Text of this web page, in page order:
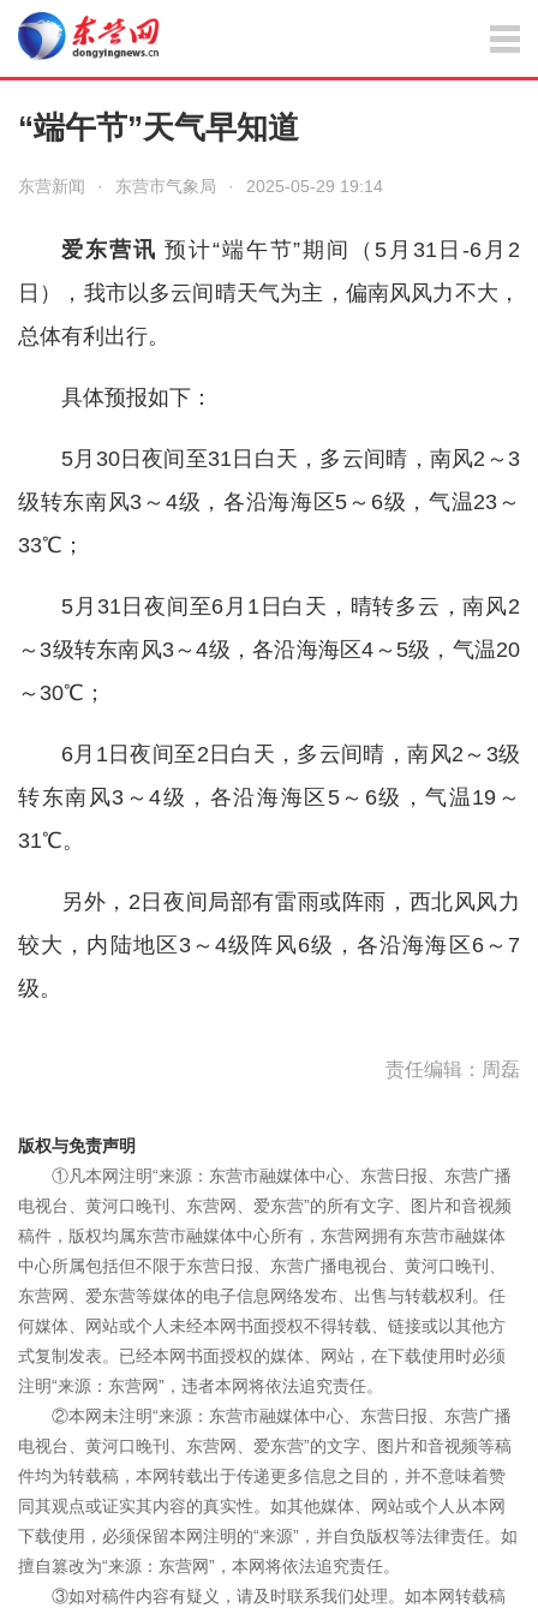
“端午节”天气早知道
东营新闻 · 东营市气象局 · 2025-05-29 19:14
爱东营讯 预计“端午节”期间（5月31日-6月2
日），我市以多云间晴天气为主，偏南风风力不大，
总体有利出行。
具体预报如下：
5月30日夜间至31日白天，多云间晴，南风2～3
级转东南风3～4级，各沿海海区5～6级，气温23～
33℃；
5月31日夜间至6月1日白天，晴转多云，南风2
～3级转东南风3～4级，各沿海海区4～5级，气温20
～30℃；
6月1日夜间至2日白天，多云间晴，南风2～3级
转东南风3～4级，各沿海海区5～6级，气温19～
31℃。
另外，2日夜间局部有雷雨或阵雨，西北风风力
较大，内陆地区3～4级阵风6级，各沿海海区6～7
级。
责任编辑：周磊
版权与免责声明
①凡本网注明“来源：东营市融媒体中心、东营日报、东营广播
电视台、黄河口晚刊、东营网、爱东营”的所有文字、图片和音视频
稿件，版权均属东营市融媒体中心所有，东营网拥有东营市融媒体
中心所属包括但不限于东营日报、东营广播电视台、黄河口晚刊、
东营网、爱东营等媒体的电子信息网络发布、出售与转载权利。任
何媒体、网站或个人未经本网书面授权不得转载、链接或以其他方
式复制发表。已经本网书面授权的媒体、网站，在下载使用时必须
注明“来源：东营网”，违者本网将依法追究责任。
②本网未注明“来源：东营市融媒体中心、东营日报、东营广播
电视台、黄河口晚刊、东营网、爱东营”的文字、图片和音视频等稿
件均为转载稿，本网转载出于传递更多信息之目的，并不意味着赞
同其观点或证实其内容的真实性。如其他媒体、网站或个人从本网
下载使用，必须保留本网注明的“来源”，并自负版权等法律责任。如
擅自篡改为“来源：东营网”，本网将依法追究责任。
③如对稿件内容有疑义，请及时联系我们处理。如本网转载稿